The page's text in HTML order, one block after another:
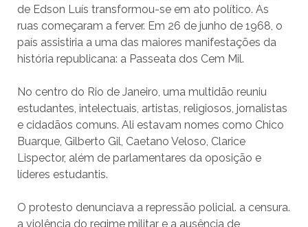
de Edson Luís transformou-se em ato político. As
ruas começaram a ferver. Em 26 de junho de 1968, o
país assistiria a uma das maiores manifestações da
história republicana: a Passeata dos Cem Mil.
No centro do Rio de Janeiro, uma multidão reuniu
estudantes, intelectuais, artistas, religiosos, jornalistas
e cidadãos comuns. Ali estavam nomes como Chico
Buarque, Gilberto Gil, Caetano Veloso, Clarice
Lispector, além de parlamentares da oposição e
líderes estudantis.
O protesto denunciava a repressão policial. a censura.
a violência do regime militar e a ausência de